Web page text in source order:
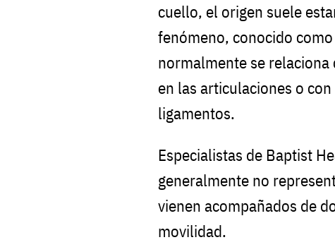
cuello, el origen suele
fenómeno, conocido
normalmente se relaciona
en las articulaciones o
ligamentos.
Especialistas de Baptist
generalmente no
vienen acompañados de
movilidad.